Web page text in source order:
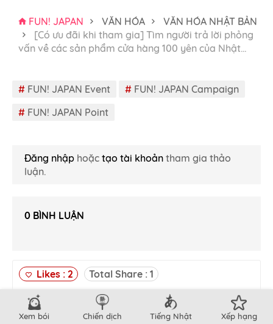
FUN! JAPAN VĂN HÓA
VĂN HÓA NHẬT BẢN
[Có ưu đãi khi tham gia] Tìm người trả lời phỏng
vấn về các sản phẩm cửa hàng 100 yên của Nhật…
# FUN! JAPAN Event # FUN! JAPAN Campaign
# FUN! JAPAN Point
Đăng nhập hoặc tạo tài khoản tham gia thảo
luận.
0 BÌNH LUẬN
Likes : 2 Total Share : 1
0
Xem bói Chiến dịch Tiếng Nhật Xếp hạng